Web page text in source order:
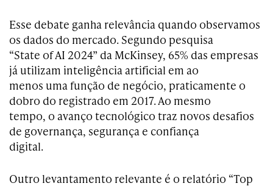
Esse debate ganha relevância quando observamos
os dados do mercado. Segundo pesquisa
“State of AI 2024” da McKinsey, 65% das empresas
já utilizam inteligência artificial em ao
menos uma função de negócio, praticamente o
dobro do registrado em 2017. Ao mesmo
tempo, o avanço tecnológico traz novos desafios
de governança, segurança e confiança
digital.
Outro levantamento relevante é o relatório “Top